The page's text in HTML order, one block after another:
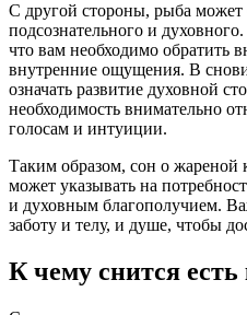
С другой стороны, рыба
подсознательного и
что вам необходимо
внутренние ощущения. В
означать развитие духовной
необходимость внимательно
голосам и интуиции.
Таким образом, сон о жареной
может указывать на
и духовным благополучием.
заботу и телу, и душе, чтобы
К чему снится